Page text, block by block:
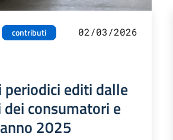
contributi
02/03/2026
editi dalle
consumatori e
2025